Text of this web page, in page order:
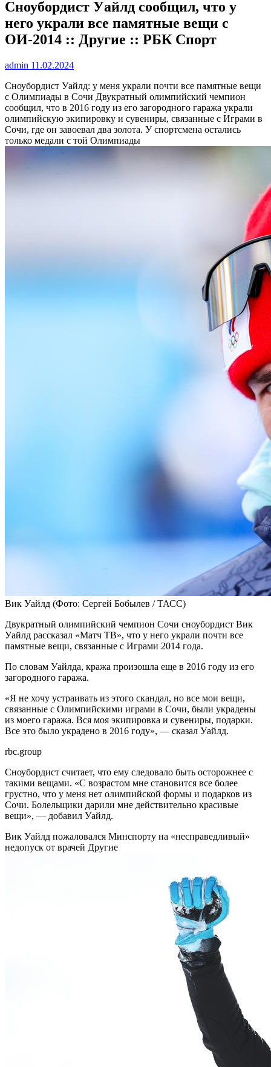
Сноубордист Уайлд сообщил, что у
него украли все памятные вещи с
ОИ-2014 :: Другие :: РБК Спорт
admin 11.02.2024
Сноубордист Уайлд: у меня украли почти все памятные вещи
с Олимпиады в Сочи Двукратный олимпийский чемпион
сообщил, что в 2016 году из его загородного гаража украли
олимпийскую экипировку и сувениры, связанные с Играми в
Сочи, где он завоевал два золота. У спортсмена остались
только медали с той Олимпиады
Вик Уайлд (Фото: Сергей Бобылев / ТАСС)
Двукратный олимпийский чемпион Сочи сноубордист Вик
Уайлд рассказал «Матч ТВ», что у него украли почти все
памятные вещи, связанные с Играми 2014 года.
По словам Уайлда, кража произошла еще в 2016 году из его
загородного гаража.
«Я не хочу устраивать из этого скандал, но все мои вещи,
связанные с Олимпийскими играми в Сочи, были украдены
из моего гаража. Вся моя экипировка и сувениры, подарки.
Все это было украдено в 2016 году», — сказал Уайлд.
rbc.group
Сноубордист считает, что ему следовало быть осторожнее с
такими вещами. «С возрастом мне становится все более
грустно, что у меня нет олимпийской формы и подарков из
Сочи. Болельщики дарили мне действительно красивые
вещи», — добавил Уайлд.
Вик Уайлд пожаловался Минспорту на «несправедливый»
недопуск от врачей Другие